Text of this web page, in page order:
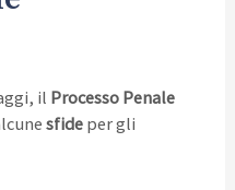
il Processo Penale
sfideper gli